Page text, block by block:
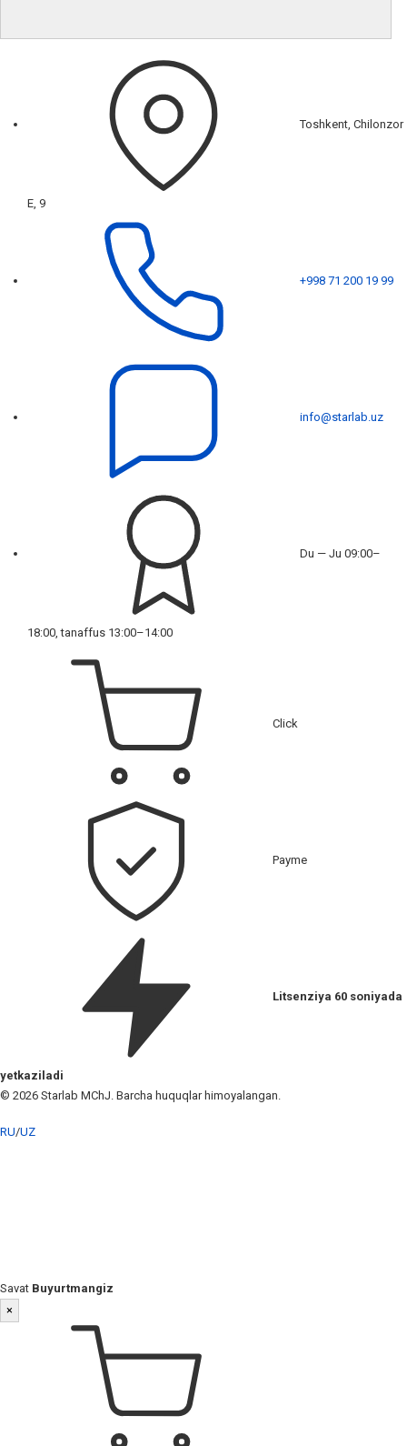
Toshkent, Chilonzor
E, 9
+998 71 200 19 99
info@starlab.uz
Du — Ju 09:00–
18:00, tanaffus 13:00–14:00
Click
Payme
Litsenziya 60 soniyada
yetkaziladi
© 2026 Starlab MChJ. Barcha huquqlar himoyalangan.
RU/UZ
Savat Buyurtmangiz
×